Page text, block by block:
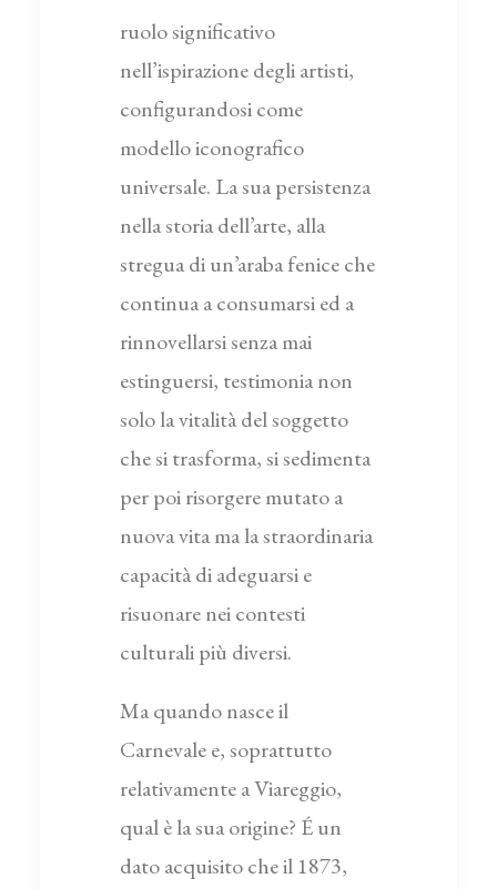
ruolo significativo
nell’ispirazione degli artisti,
configurandosi come
modello iconografico
universale. La sua persistenza
nella storia dell’arte, alla
stregua di un’araba fenice che
continua a consumarsi ed a
rinnovellarsi senza mai
estinguersi, testimonia non
solo la vitalità del soggetto
che si trasforma, si sedimenta
per poi risorgere mutato a
nuova vita ma la straordinaria
capacità di adeguarsi e
risuonare nei contesti
culturali più diversi.
Ma quando nasce il
Carnevale e, soprattutto
relativamente a Viareggio,
qual è la sua origine? É un
dato acquisito che il 1873,